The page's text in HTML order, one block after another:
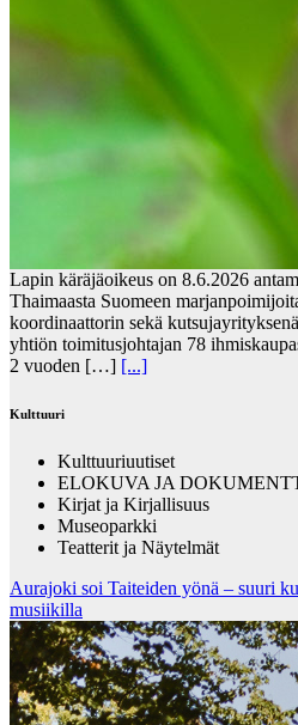
Lapin käräjäoikeus on 8.6.2026
Thaimaasta Suomeen
koordinaattorin sekä
yhtiön toimitusjohtajan 78
2 vuoden […] [...]
Kulttuuri
Kulttuuriuutiset
ELOKUVA JA
Kirjat ja Kirjallisuus
Museoparkki
Teatterit ja Näytelmät
Aurajoki soi Taiteiden yönä – suuri
musiikilla